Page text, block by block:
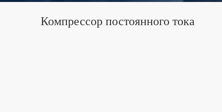
Компрессор постоянного тока